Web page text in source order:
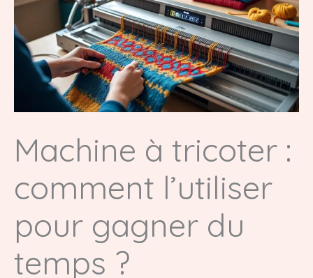
Machine à tricoter :
comment l’utiliser
pour gagner du
temps ?